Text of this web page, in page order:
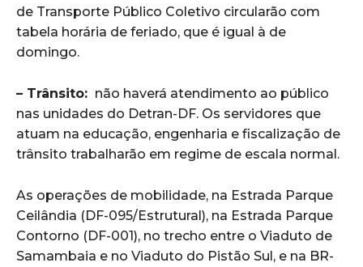
de Transporte Público Coletivo circularão com
tabela horária de feriado, que é igual à de
domingo.
– Trânsito: não haverá atendimento ao público
nas unidades do Detran-DF. Os servidores que
atuam na educação, engenharia e fiscalização de
trânsito trabalharão em regime de escala normal.
As operações de mobilidade, na Estrada Parque
Ceilândia (DF-095/Estrutural), na Estrada Parque
Contorno (DF-001), no trecho entre o Viaduto de
Samambaia e no Viaduto do Pistão Sul, e na BR-